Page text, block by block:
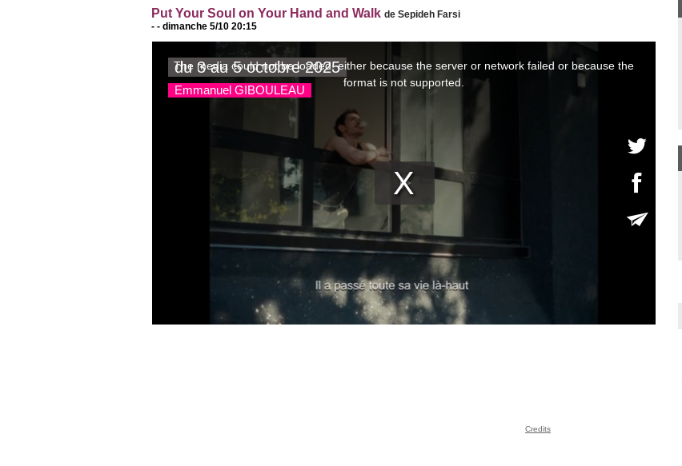
Put Your Soul on Your Hand and Walk de Sepideh Farsi
- - dimanche 5/10 20:15
Credits